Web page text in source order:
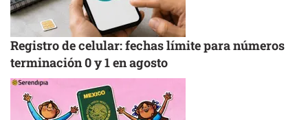
Registro de celular: fechas límite para números
terminación 0 y 1 en agosto